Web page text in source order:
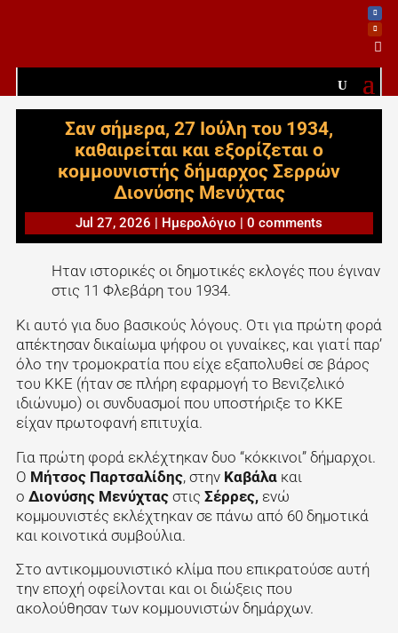

Σαν σήμερα, 27 Ιούλη του 1934,
καθαιρείται και εξορίζεται ο
κομμουνιστής δήμαρχος Σερρών
Διονύσης Μενύχτας
Jul 27, 2026 | Ημερολόγιο | 0 comments
Ηταν ιστορικές οι δημοτικές εκλογές που έγιναν
στις 11 Φλεβάρη του 1934.
Κι αυτό για δυο βασικούς λόγους. Οτι για πρώτη φορά
απέκτησαν δικαίωμα ψήφου οι γυναίκες, και γιατί παρ’
όλο την τρομοκρατία που είχε εξαπολυθεί σε βάρος
του ΚΚΕ (ήταν σε πλήρη εφαρμογή το Βενιζελικό
ιδιώνυμο) οι συνδυασμοί που υποστήριξε το ΚΚΕ
είχαν πρωτοφανή επιτυχία.
Για πρώτη φορά εκλέχτηκαν δυο “κόκκινοι” δήμαρχοι.
Ο Μήτσος Παρτσαλίδης, στην Καβάλακαι
ο Διονύσης Μενύχταςστις Σέρρες,ενώ
κομμουνιστές εκλέχτηκαν σε πάνω από 60 δημοτικά
και κοινοτικά συμβούλια.
Στο αντικομμουνιστικό κλίμα που επικρατούσε αυτή
την εποχή οφείλονται και οι διώξεις που
ακολούθησαν των κομμουνιστών δημάρχων.